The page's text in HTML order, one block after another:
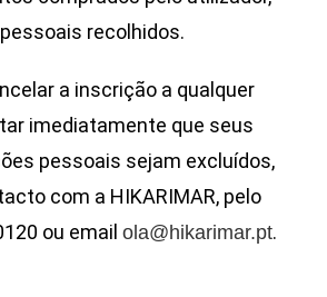
recolhidos.
a inscrição a qualquer
imediatamente que seus
pessoais sejam excluídos,
com a HIKARIMAR, pelo
ou email ola@hikarimar.pt.